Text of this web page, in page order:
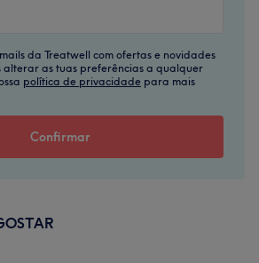
da Treatwell com ofertas e novidades
alterar as tuas preferências a qualquer
política de privacidade para mais